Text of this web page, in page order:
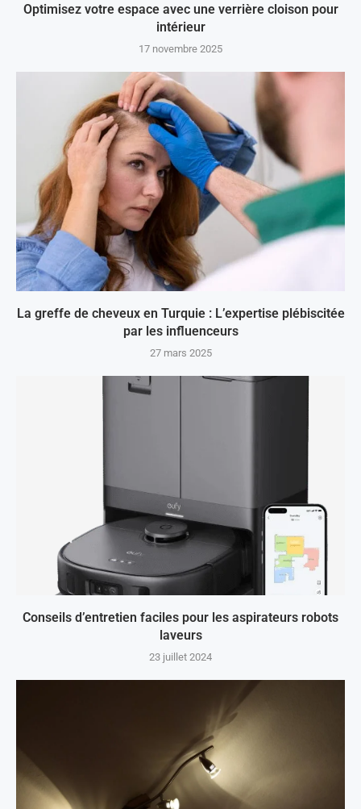
Optimisez votre espace avec une verrière cloison pour
intérieur
17 novembre 2025
La greffe de cheveux en Turquie : L’expertise plébiscitée
par les influenceurs
27 mars 2025
Conseils d’entretien faciles pour les aspirateurs robots
laveurs
23 juillet 2024